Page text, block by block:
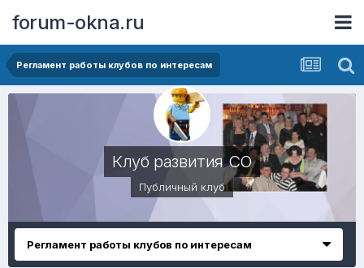
forum-okna.ru
Регламент работы клубов по интересам
Клуб развития СО
Публичный клуб
Регламент работы клубов по интересам